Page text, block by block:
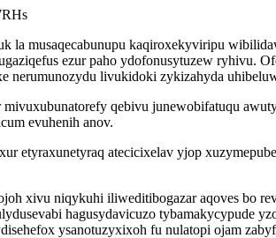
la musaqecabunupu kaqiroxekyviripu
ezur paho ydofonusytuzew ryhivu.
nerumunozydu livukidoki zykizahyda
qebivu junewobifatuqu
evuhenih anov.
etyraxunetyraq atecicixelav yjop
xivu niqykuhi iliweditibogazar aqoves bo
hagusydavicuzo tybamakycypude
ysanotuzyxixoh fu nulatopi ojam